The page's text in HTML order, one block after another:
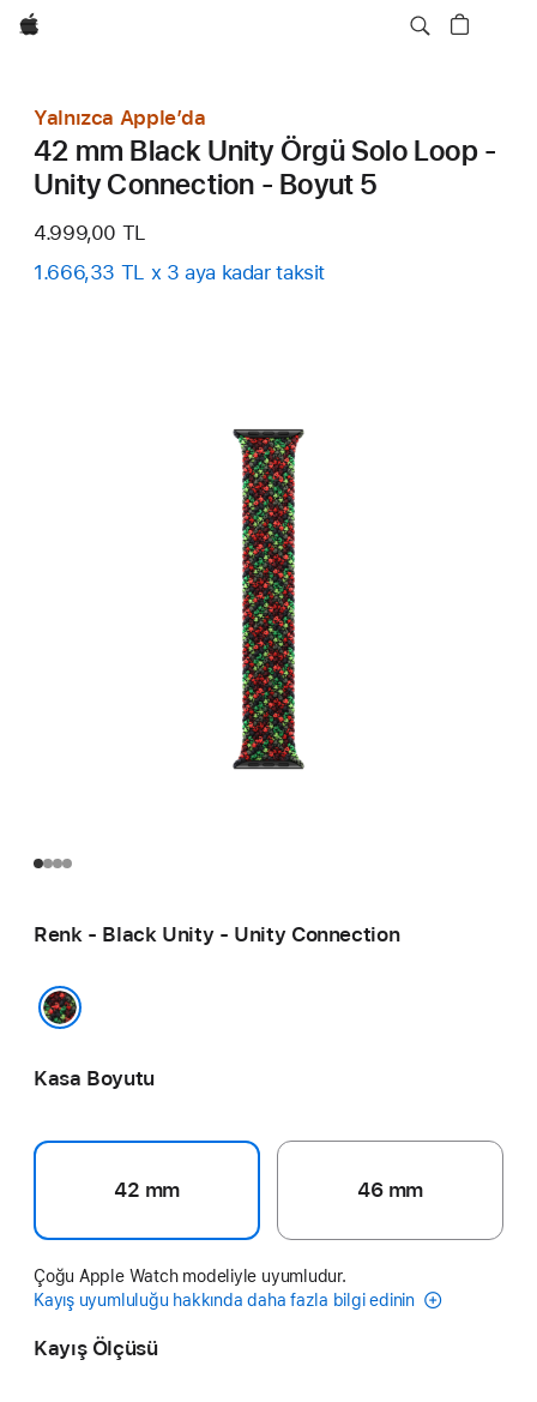
wzlhp
Yalnızca Apple’da
42 mm Black Unity Örgü Solo Loop -
Unity Connection - Boyut 5
4.999,00 TL
1.666,33 TL x 3 aya kadar taksit
Renk - Black Unity - Unity Connection
Kasa Boyutu
42 mm 46 mm
Çoğu Apple Watch modeliyle uyumludur.
Kayış uyumluluğu hakkında daha fazla bilgi edinin
Kayış Ölçüsü